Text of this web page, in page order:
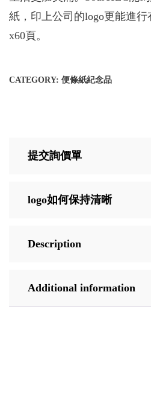
紙，印上公司的logo更能進
x60頁。
CATEGORY: 便條紙紀念品
提交詢價單
logo如何保持清晰
Description
Additional information